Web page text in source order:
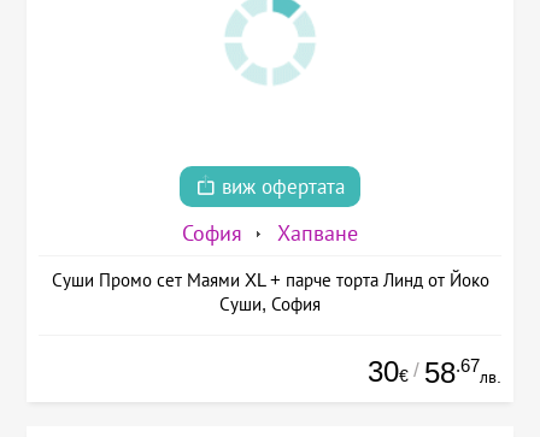
виж офертата
София Хапване
Суши Промо сет Маями XL + парче торта Линд от Йоко
Суши, София
30€ / 58.67
лв.